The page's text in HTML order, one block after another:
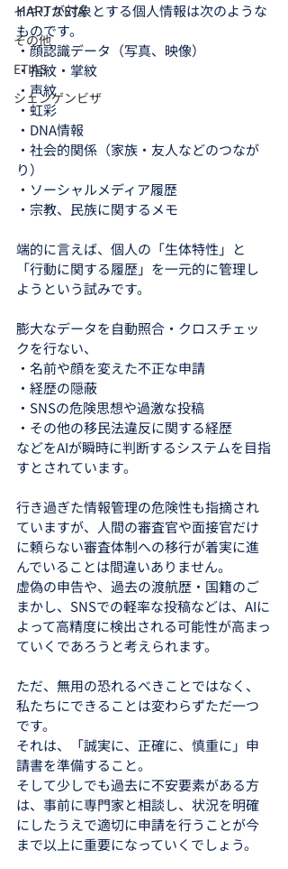
イギリスETA
その他
ETIAS
シェンゲンビザ
HARTが対象とする個人情報は次のような
ものです。
・顔認識データ（写真、映像）
・指紋・掌紋
・声紋
・虹彩
・DNA情報
・社会的関係（家族・友人などのつなが
り）
・ソーシャルメディア履歴
・宗教、民族に関するメモ
端的に言えば、個人の「生体特性」と
「行動に関する履歴」を一元的に管理し
ようという試みです。
膨大なデータを自動照合・クロスチェッ
クを行ない、
・名前や顔を変えた不正な申請
・経歴の隠蔽
・SNSの危険思想や過激な投稿
・その他の移民法違反に関する経歴
などをAIが瞬時に判断するシステムを目指
すとされています。
行き過ぎた情報管理の危険性も指摘され
ていますが、人間の審査官や面接官だけ
に頼らない審査体制への移行が着実に進
んでいることは間違いありません。
虚偽の申告や、過去の渡航歴・国籍のご
まかし、SNSでの軽率な投稿などは、AIに
よって高精度に検出される可能性が高まっ
ていくであろうと考えられます。
ただ、無用の恐れるべきことではなく、
私たちにできることは変わらずただ一つ
です。
それは、「誠実に、正確に、慎重に」申
請書を準備すること。
そして少しでも過去に不安要素がある方
は、事前に専門家と相談し、状況を明確
にしたうえで適切に申請を行うことが今
まで以上に重要になっていくでしょう。